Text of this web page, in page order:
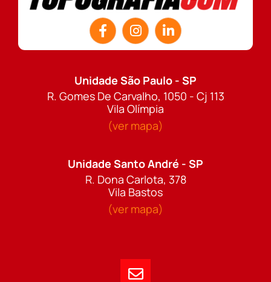
Unidade São Paulo - SP
R. Gomes De Carvalho, 1050 - Cj 113
Vila Olímpia
(ver mapa)
Unidade Santo André - SP
R. Dona Carlota, 378
Vila Bastos
(ver mapa)